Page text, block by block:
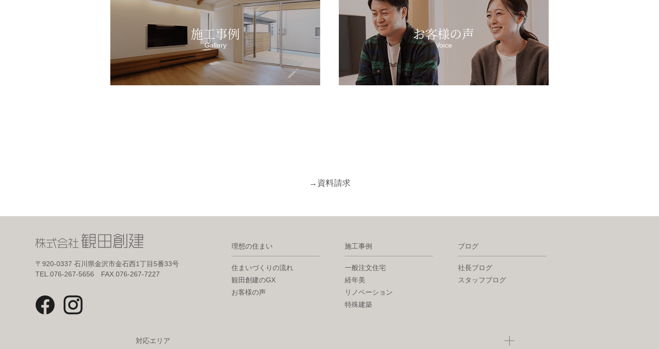
施工事例
Gallery
お客様の声
Voice
→ 資料請求
〒920-0337 石川県金沢市金石西1丁目5番33号
TEL.076-267-5656 FAX.076-267-7227
理想の住まい
住まいづくりの流れ
観田創建のGX
お客様の声
施工事例
一般注文住宅
経年美
リノベーション
特殊建築
ブログ
社長ブログ
スタッフブログ
対応エリア